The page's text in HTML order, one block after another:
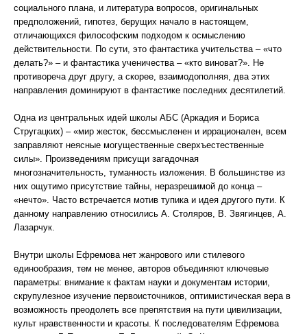
социального плана, и литература вопросов, оригинальных
предположений, гипотез, берущих начало в настоящем,
отличающихся философским подходом к осмыслению
действительности. По сути, это фантастика учительства – «что
делать?» – и фантастика ученичества – «кто виноват?». Не
противореча друг другу, а скорее, взаимодополняя, два этих
направления доминируют в фантастике последних десятилетий.
Одна из центральных идей школы АБС (Аркадия и Бориса
Стругацких) – «мир жесток, бессмысленен и иррационален, всем
заправляют неясные могущественные сверхъестественные
силы». Произведениям присущи загадочная
многозначительность, туманность изложения. В большинстве из
них ощутимо присутствие тайны, неразрешимой до конца –
«нечто». Часто встречается мотив тупика и идея другого пути. К
данному направлению относились А. Столяров, В. Звягинцев, А.
Лазарчук.
Внутри школы Ефремова нет жанрового или стилевого
единообразия, тем не менее, авторов объединяют ключевые
параметры: внимание к фактам науки и документам истории,
скрупулезное изучение первоисточников, оптимистическая вера в
возможность преодолеть все препятствия на пути цивилизации,
культ нравственности и красоты. К последователям Ефремова